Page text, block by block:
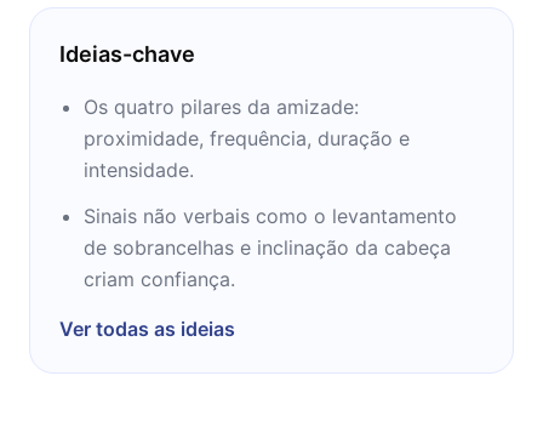
Ideias-chave
Os quatro pilares da amizade:
proximidade, frequência, duração e
intensidade.
Sinais não verbais como o levantamento
de sobrancelhas e inclinação da cabeça
criam confiança.
Ver todas as ideias